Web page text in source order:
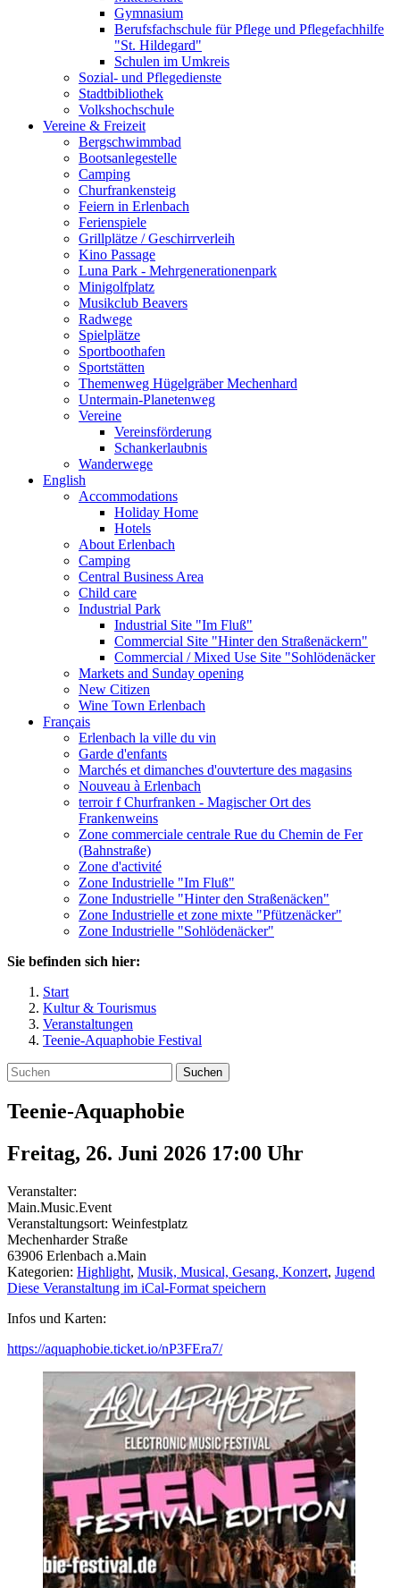
Gymnasium
Berufsfachschule für Pflege und Pflegefachhilfe
"St. Hildegard"
Schulen im Umkreis
Sozial- und Pflegedienste
Stadtbibliothek
Volkshochschule
Vereine & Freizeit
Bergschwimmbad
Bootsanlegestelle
Camping
Churfrankensteig
Feiern in Erlenbach
Ferienspiele
Grillplätze / Geschirrverleih
Kino Passage
Luna Park - Mehrgenerationenpark
Minigolfplatz
Musikclub Beavers
Radwege
Spielplätze
Sportboothafen
Sportstätten
Themenweg Hügelgräber Mechenhard
Untermain-Planetenweg
Vereine
Vereinsförderung
Schankerlaubnis
Wanderwege
English
Accommodations
Holiday Home
Hotels
About Erlenbach
Camping
Central Business Area
Child care
Industrial Park
Industrial Site "Im Fluß"
Commercial Site "Hinter den Straßenäckern"
Commercial / Mixed Use Site "Sohlödenäcker
Markets and Sunday opening
New Citizen
Wine Town Erlenbach
Français
Erlenbach la ville du vin
Garde d'enfants
Marchés et dimanches d'ouvterture des magasins
Nouveau à Erlenbach
terroir f Churfranken - Magischer Ort des
Frankenweins
Zone commerciale centrale Rue du Chemin de Fer
(Bahnstraße)
Zone d'activité
Zone Industrielle "Im Fluß"
Zone Industrielle "Hinter den Straßenäcken"
Zone Industrielle et zone mixte "Pfützenäcker"
Zone Industrielle "Sohlödenäcker"
Sie befinden sich hier:
Start
Kultur & Tourismus
Veranstaltungen
Teenie-Aquaphobie Festival
Suchen
Teenie-Aquaphobie
Freitag, 26. Juni 2026 17:00 Uhr
Veranstalter:
Main.Music.Event
Veranstaltungsort: Weinfestplatz
Mechenharder Straße
63906 Erlenbach a.Main
Kategorien: Highlight, Musik, Musical, Gesang, Konzert, Jugend
Diese Veranstaltung im iCal-Format speichern
Infos und Karten:
https://aquaphobie.ticket.io/nP3FEra7/